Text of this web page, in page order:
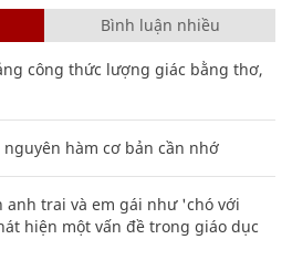
Bình luận nhiều
công thức lượng giác bằng thơ,
hàm cơ bản cần nhớ
anh trai và em gái như 'chó với
hiện một vấn đề trong giáo dục